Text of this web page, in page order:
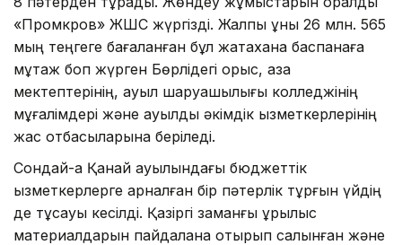
«Промкров» ЖШС жүргізді. Жалпы құны 26 млн. 565
мың теңгеге бағаланған бұл жатақхана баспанаға
мұқтаж боп жүрген Бөрлідегі орыс, қазақ
мектептерінің, ауыл шаруашылығы колледжінің
мұғалімдері және ауылдық әкімдік қызметкерлерінің
жас отбасыларына беріледі.
Сондай-ақ Қанай ауылындағы бюджеттік
қызметкерлерге арналған бір пәтерлік тұрғын үйдің
де тұсауы кесілді. Қазіргі заманғы құрылыс
материалдарын пайдалана отырып салынған және